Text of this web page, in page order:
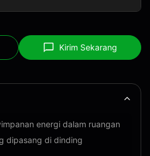
Kirim Sekarang
energi dalam ruangan
dipasang di dinding